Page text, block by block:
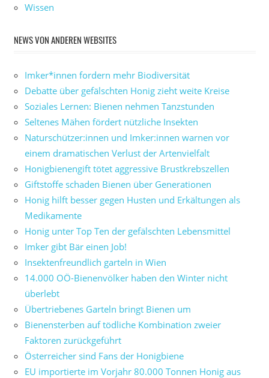
Wissen
NEWS VON ANDEREN WEBSITES
Imker*innen fordern mehr Biodiversität
Debatte über gefälschten Honig zieht weite Kreise
Soziales Lernen: Bienen nehmen Tanzstunden
Seltenes Mähen fördert nützliche Insekten
Naturschützer:innen und Imker:innen warnen vor
einem dramatischen Verlust der Artenvielfalt
Honigbienengift tötet aggressive Brustkrebszellen
Giftstoffe schaden Bienen über Generationen
Honig hilft besser gegen Husten und Erkältungen als
Medikamente
Honig unter Top Ten der gefälschten Lebensmittel
Imker gibt Bär einen Job!
Insektenfreundlich garteln in Wien
14.000 OÖ-Bienenvölker haben den Winter nicht
überlebt
Übertriebenes Garteln bringt Bienen um
Bienensterben auf tödliche Kombination zweier
Faktoren zurückgeführt
Österreicher sind Fans der Honigbiene
EU importierte im Vorjahr 80.000 Tonnen Honig aus